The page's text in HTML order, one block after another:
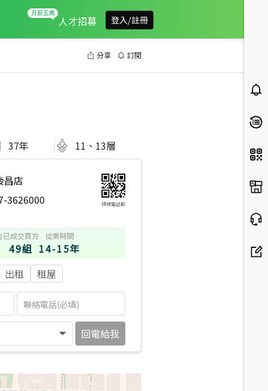
人才招募 登入/註冊
分享 訂閱
37年 11、13層
昌店
3626000 掃碼電話聊
已成交買方
49組
從業時間
14-15年
出租 租屋
回電給我